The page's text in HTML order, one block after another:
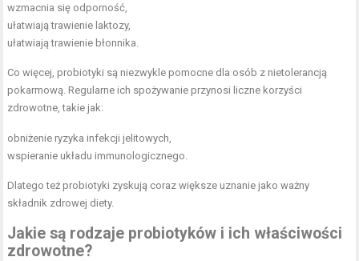
wzmacnia się odporność,
ułatwiają trawienie laktozy,
ułatwiają trawienie błonnika.
Co więcej, probiotyki są niezwykle pomocne dla osób z nietolerancją
pokarmową. Regularne ich spożywanie przynosi liczne korzyści
zdrowotne, takie jak:
obniżenie ryzyka infekcji jelitowych,
wspieranie układu immunologicznego.
Dlatego też probiotyki zyskują coraz większe uznanie jako ważny
składnik zdrowej diety.
Jakie są rodzaje probiotyków i ich właściwości
zdrowotne?